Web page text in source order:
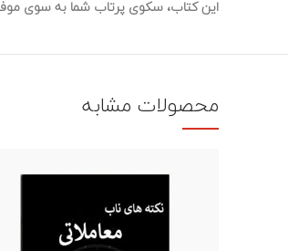
اینکتاب، سکوی پرتاب شما به سوی
محصولات مشابه